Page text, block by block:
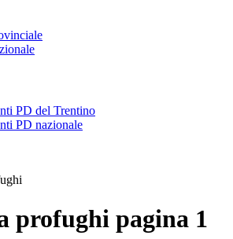
PD del Trentino
PD nazionale
profughi pagina 1